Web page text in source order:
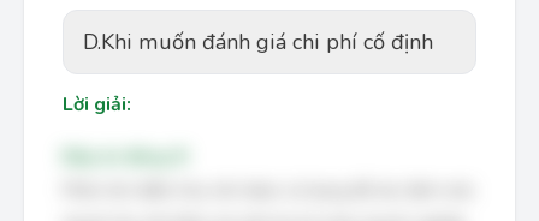
D.Khi muốn đánh giá chi phí cố định
Lời giải: